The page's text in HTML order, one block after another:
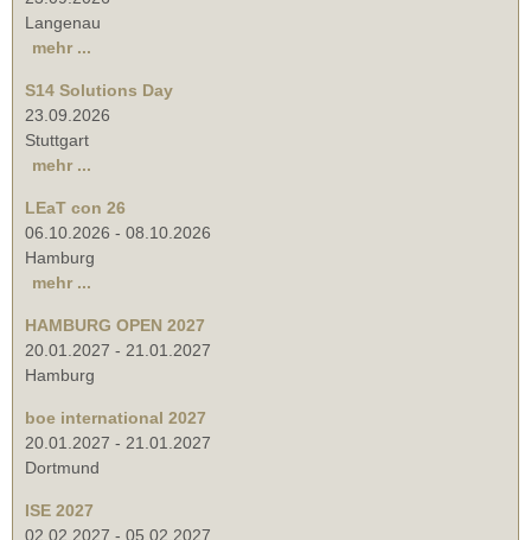
Langenau
mehr ...
S14 Solutions Day
23.09.2026
Stuttgart
mehr ...
LEaT con 26
06.10.2026 - 08.10.2026
Hamburg
mehr ...
HAMBURG OPEN 2027
20.01.2027 - 21.01.2027
Hamburg
boe international 2027
20.01.2027 - 21.01.2027
Dortmund
ISE 2027
02.02.2027 - 05.02.2027